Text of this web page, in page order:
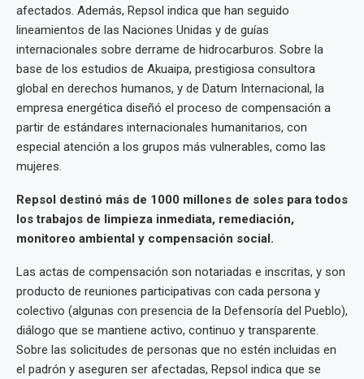
afectados. Además, Repsol indica que han seguido
lineamientos de las Naciones Unidas y de guías
internacionales sobre derrame de hidrocarburos. Sobre la
base de los estudios de Akuaipa, prestigiosa consultora
global en derechos humanos, y de Datum Internacional, la
empresa energética diseñó el proceso de compensación a
partir de estándares internacionales humanitarios, con
especial atención a los grupos más vulnerables, como las
mujeres.
Repsol destinó más de 1000 millones de soles para todos
los trabajos de limpieza inmediata, remediación,
monitoreo ambiental y compensación social.
Las actas de compensación son notariadas e inscritas, y son
producto de reuniones participativas con cada persona y
colectivo (algunas con presencia de la Defensoría del Pueblo),
diálogo que se mantiene activo, continuo y transparente.
Sobre las solicitudes de personas que no estén incluidas en
el padrón y aseguren ser afectadas, Repsol indica que se